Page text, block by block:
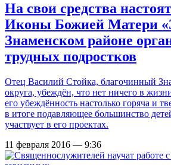
На свои средства
Иконы Божией Матери
Знаменском районе
трудных подростков
Отец Василий Стойка, благочинный
округа, убеждён, что нет ничего в
его убеждённость настолько горяча и
в итоге подавляющее большинство
участвует в его проектах.
11 февраля 2016 — 9:36